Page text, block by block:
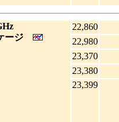
ージ
22,860
22,980
23,370
23,380
23,399